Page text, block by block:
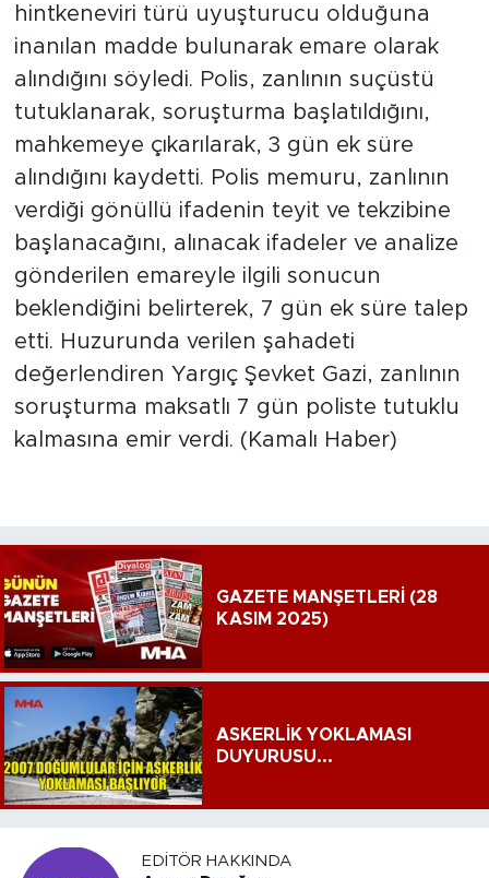
hintkeneviri türü uyuşturucu olduğuna
inanılan madde bulunarak emare olarak
alındığını söyledi. Polis, zanlının suçüstü
tutuklanarak, soruşturma başlatıldığını,
mahkemeye çıkarılarak, 3 gün ek süre
alındığını kaydetti. Polis memuru, zanlının
verdiği gönüllü ifadenin teyit ve tekzibine
başlanacağını, alınacak ifadeler ve analize
gönderilen emareyle ilgili sonucun
beklendiğini belirterek, 7 gün ek süre talep
etti. Huzurunda verilen şahadeti
değerlendiren Yargıç Şevket Gazi, zanlının
soruşturma maksatlı 7 gün poliste tutuklu
kalmasına emir verdi. (Kamalı Haber)
GAZETE MANŞETLERİ (28
KASIM 2025)
ASKERLİK YOKLAMASI
DUYURUSU...
EDITÖR HAKKINDA